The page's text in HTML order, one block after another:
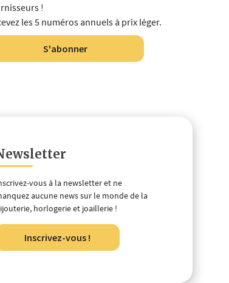
!
les 5 numéros annuels à prix léger.
S'abonner
vous à la newsletter et ne
aucune news sur le monde de la
horlogerie et joaillerie !
Inscrivez-vous !